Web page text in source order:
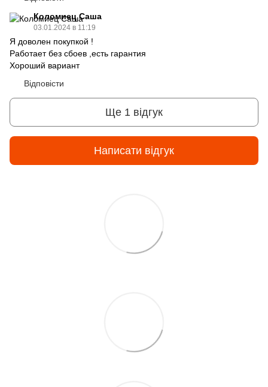
Коломиец Саша
03.01.2024 в 11:19
Я доволен покупкой !
Работает без сбоев ,есть гарантия
Хороший вариант
Відповісти
Ще 1 відгук
Написати відгук